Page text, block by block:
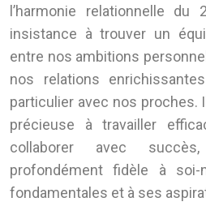
l’harmonie relationnelle
insistance à trouver un
entre nos ambitions
nos relations
particulier avec nos proches.
précieuse à travailler
collaborer avec
profondément fidèle à
fondamentales et à ses